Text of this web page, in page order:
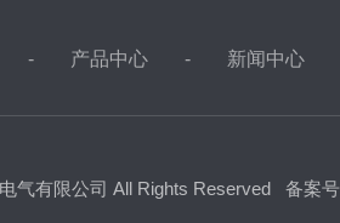
产品中心 新闻中心
气有限公司 All Rights Reserved 备案